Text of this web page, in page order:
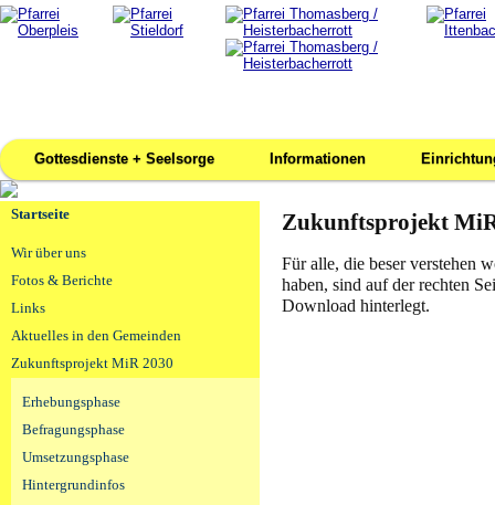
Gottesdienste + Seelsorge Informationen
Startseite
Wir über uns
Fotos & Berichte
Links
Aktuelles in den Gemeinden
Zukunftsprojekt MiR 2030
Erhebungsphase
Befragungsphase
Umsetzungsphase
Hintergrundinfos
Zukunftsprojekt
Für alle, die beser verstehen
haben, sind auf der rechten
Download hinterlegt.